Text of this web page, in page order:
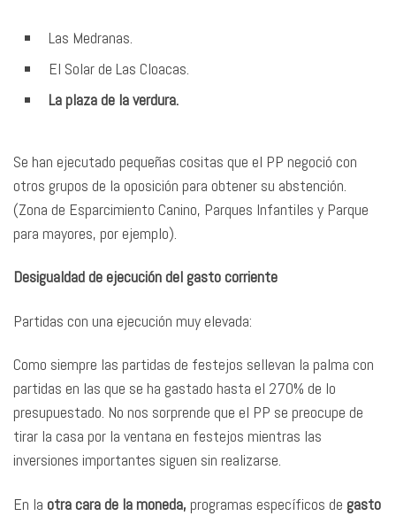
Las Medranas.
El Solar de Las Cloacas.
La plaza de la verdura.
Se han ejecutado pequeñas cositas que el PP negoció con
otros grupos de la oposición para obtener su abstención.
(Zona de Esparcimiento Canino, Parques Infantiles y Parque
para mayores, por ejemplo).
Desigualdad de ejecución del gasto corriente
Partidas con una ejecución muy elevada:
Como siempre las partidas de festejos sellevan la palma con
partidas en las que se ha gastado hasta el 270% de lo
presupuestado. No nos sorprende que el PP se preocupe de
tirar la casa por la ventana en festejos mientras las
inversiones importantes siguen sin realizarse.
En la otra cara de la moneda, programas específicos de gasto